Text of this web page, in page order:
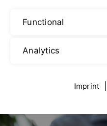
de mezcla por chorro
procesamiento y
con las unidades
Functional
Analytics
Imprint